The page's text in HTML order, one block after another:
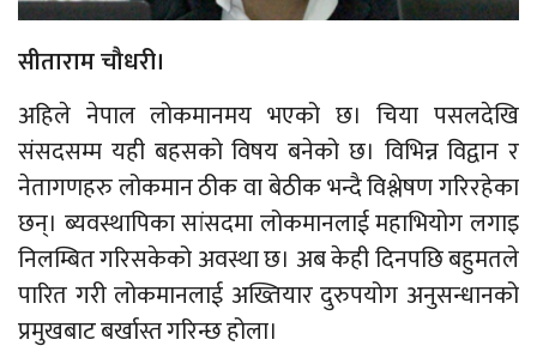
सीताराम चौधरी।
अहिले नेपाल लोकमानमय भएको छ। चिया पसलदेखि
संसदसम्म यही बहसको विषय बनेको छ। विभिन्न विद्वान र
नेतागणहरु लोकमान ठीक वा बेठीक भन्दै विश्लेषण गरिरहेका
छन्। ब्यवस्थापिका सांसदमा लोकमानलाई महाभियोग लगाइ
निलम्बित गरिसकेको अवस्था छ। अब केही दिनपछि बहुमतले
पारित गरी लोकमानलाई अख्तियार दुरुपयोग अनुसन्धानको
प्रमुखबाट बर्खास्त गरिन्छ होला।